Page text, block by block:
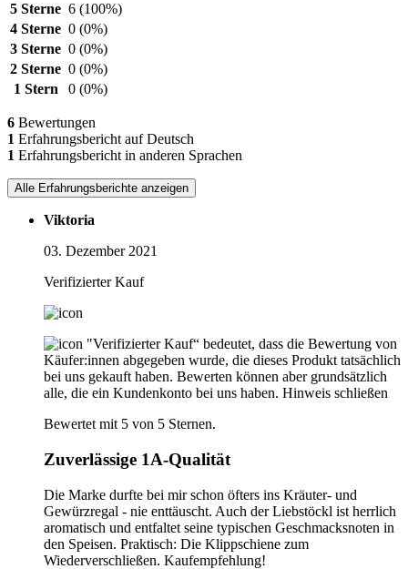
5 Sterne 6 (100%)
4 Sterne 0 (0%)
3 Sterne 0 (0%)
2 Sterne 0 (0%)
1 Stern
0 (0%)
6 Bewertungen
1 Erfahrungsbericht auf Deutsch
1 Erfahrungsbericht in anderen Sprachen
Alle Erfahrungsberichte anzeigen
Viktoria
03. Dezember 2021
Verifizierter Kauf
"Verifizierter Kauf“ bedeutet, dass die Bewertung von
Käufer:innen abgegeben wurde, die dieses Produkt tatsächlich
bei uns gekauft haben. Bewerten können aber grundsätzlich
alle, die ein Kundenkonto bei uns haben. Hinweis schließen
Bewertet mit 5 von 5 Sternen.
Zuverlässige 1A-Qualität
Die Marke durfte bei mir schon öfters ins Kräuter- und
Gewürzregal - nie enttäuscht. Auch der Liebstöckl ist herrlich
aromatisch und entfaltet seine typischen Geschmacksnoten in
den Speisen. Praktisch: Die Klippschiene zum
Wiederverschließen. Kaufempfehlung!